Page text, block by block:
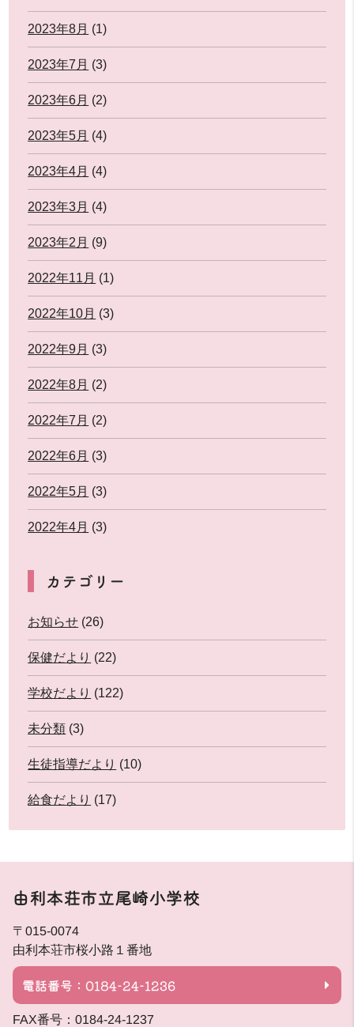
2023年8月 (1)
2023年7月 (3)
2023年6月 (2)
2023年5月 (4)
2023年4月 (4)
2023年3月 (4)
2023年2月 (9)
2022年11月 (1)
2022年10月 (3)
2022年9月 (3)
2022年8月 (2)
2022年7月 (2)
2022年6月 (3)
2022年5月 (3)
2022年4月 (3)
カテゴリー
お知らせ (26)
保健だより (22)
学校だより (122)
未分類 (3)
生徒指導だより (10)
給食だより (17)
由利本荘市立尾崎小学校
〒015-0074
由利本荘市桜小路１番地
電話番号：0184-24-1236
FAX番号：0184-24-1237